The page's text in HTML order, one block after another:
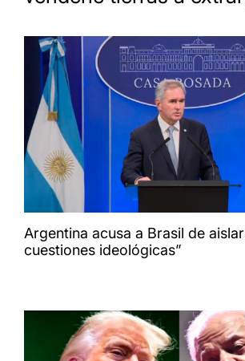
Argentina acusa a Brasil de
cuestiones ideológicas”